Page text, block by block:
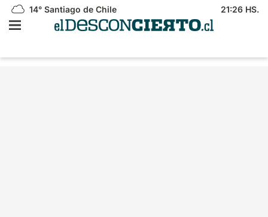
14° Santiago de Chile 21:26 HS.